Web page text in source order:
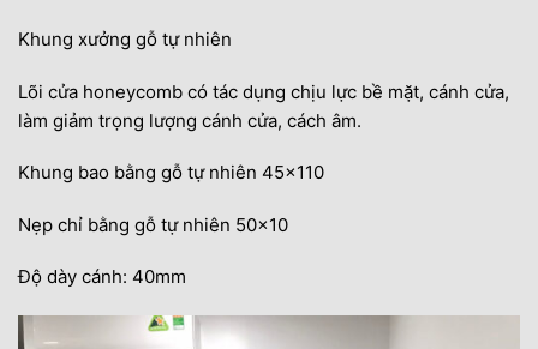
Khung xưởng gỗ tự nhiên
Lõi cửa honeycomb có tác dụng chịu lực bề mặt, cánh cửa,
làm giảm trọng lượng cánh cửa, cách âm.
Khung bao bằng gỗ tự nhiên 45×110
Nẹp chỉ bằng gỗ tự nhiên 50×10
Độ dày cánh: 40mm